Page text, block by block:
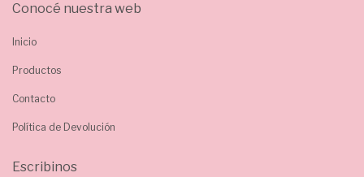
Conocé nuestra web
Inicio
Productos
Contacto
Política de Devolución
Escribinos